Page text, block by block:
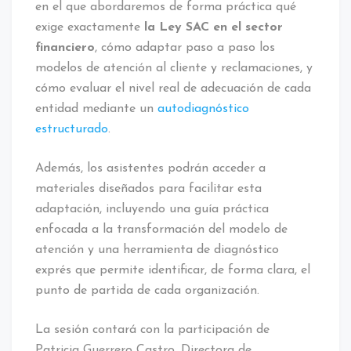
en el que abordaremos de forma práctica qué
exige exactamente la Ley SAC en el sector
financiero, cómo adaptar paso a paso los
modelos de atención al cliente y reclamaciones, y
cómo evaluar el nivel real de adecuación de cada
entidad mediante un autodiagnóstico
estructurado.
Además, los asistentes podrán acceder a
materiales diseñados para facilitar esta
adaptación, incluyendo una guía práctica
enfocada a la transformación del modelo de
atención y una herramienta de diagnóstico
exprés que permite identificar, de forma clara, el
punto de partida de cada organización.
La sesión contará con la participación de